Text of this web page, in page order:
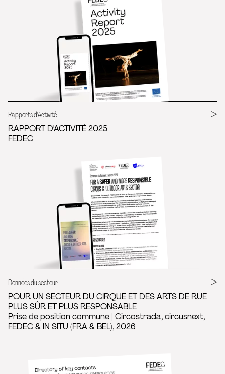
Rapports d'Activité
RAPPORT D'ACTIVITÉ 2025
FEDEC
Données du secteur
POUR UN SECTEUR DU CIRQUE ET DES ARTS DE RUE
PLUS SÛR ET PLUS RESPONSABLE
Prise de position commune | Circostrada, circusnext,
FEDEC & IN SITU (FRA & BEL), 2026